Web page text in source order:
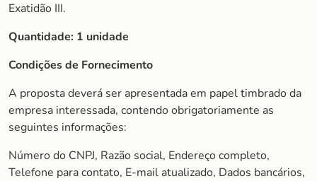
Exatidão III.
Quantidade: 1 unidade
Condições de Fornecimento
A proposta deverá ser apresentada em papel timbrado da
empresa interessada, contendo obrigatoriamente as
seguintes informações:
Número do CNPJ, Razão social, Endereço completo,
Telefone para contato, E-mail atualizado, Dados bancários,